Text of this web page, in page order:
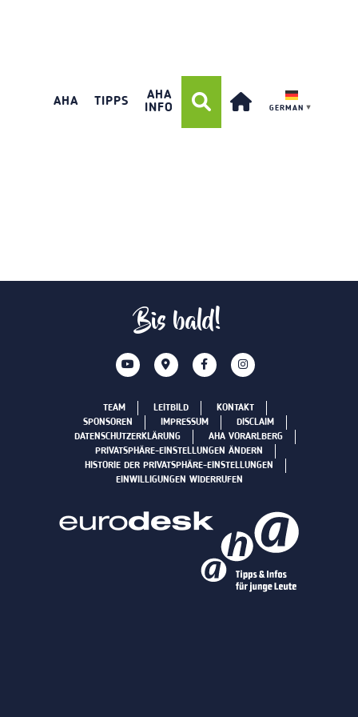
AHA TIPPS
AHA
INFO
GERMAN ▼
Bis bald!
TEAM LEITBILD
KONTAKT
SPONSOREN
IMPRESSUM
DISCLAIM
DATENSCHUTZERKLÄRUNG
AHA VORARLBERG
PRIVATSPHÄRE-EINSTELLUNGEN ÄNDERN
HISTORIE DER PRIVATSPHÄRE-EINSTELLUNGEN
EINWILLIGUNGEN WIDERRUFEN